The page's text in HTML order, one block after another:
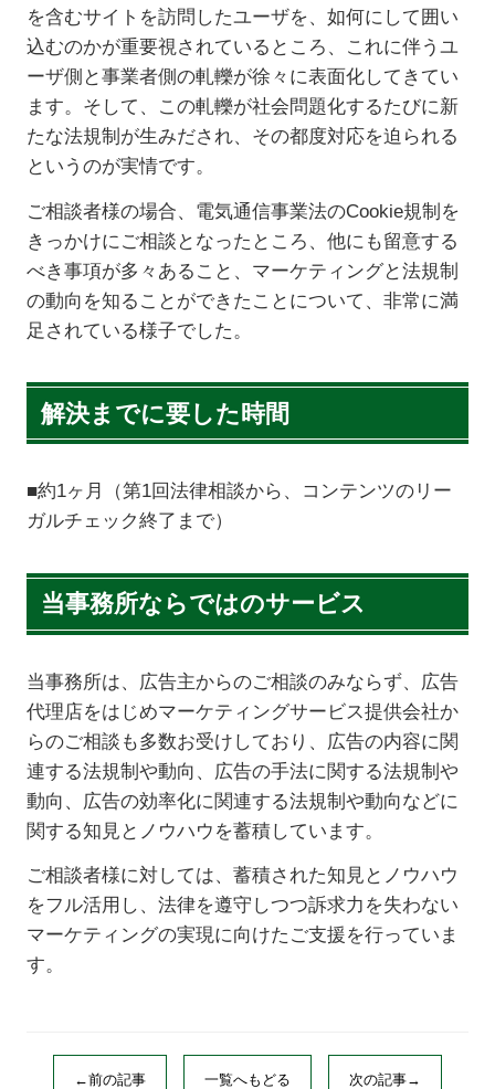
を含むサイトを訪問したユーザを、如何にして囲い
込むのかが重要視されているところ、これに伴うユ
ーザ側と事業者側の軋轢が徐々に表面化してきてい
ます。そして、この軋轢が社会問題化するたびに新
たな法規制が生みだされ、その都度対応を迫られる
というのが実情です。
ご相談者様の場合、電気通信事業法のCookie規制を
きっかけにご相談となったところ、他にも留意する
べき事項が多々あること、マーケティングと法規制
の動向を知ることができたことについて、非常に満
足されている様子でした。
解決までに要した時間
■約1ヶ月（第1回法律相談から、コンテンツのリー
ガルチェック終了まで）
当事務所ならではのサービス
当事務所は、広告主からのご相談のみならず、広告
代理店をはじめマーケティングサービス提供会社か
らのご相談も多数お受けしており、広告の内容に関
連する法規制や動向、広告の手法に関する法規制や
動向、広告の効率化に関連する法規制や動向などに
関する知見とノウハウを蓄積しています。
ご相談者様に対しては、蓄積された知見とノウハウ
をフル活用し、法律を遵守しつつ訴求力を失わない
マーケティングの実現に向けたご支援を行っていま
す。
←前の記事 一覧へもどる 次の記事→